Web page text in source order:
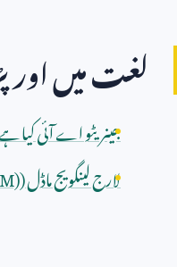
لغت میں اور
جینریٹو اے آئی کیا
لارج لینگویج ماڈل (